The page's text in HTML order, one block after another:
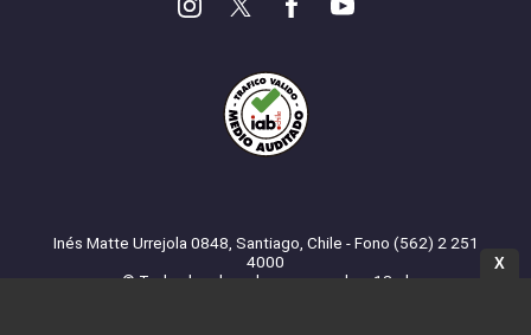
Inés Matte Urrejola 0848, Santiago, Chile - Fono (562) 2 251
4000
© Todos los derechos reservados. 13.cl
X